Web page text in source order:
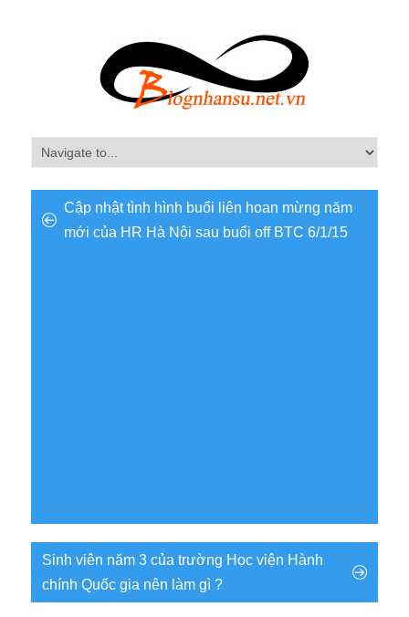
Cập nhật tình hình buổi liên hoan mừng năm
mới của HR Hà Nội sau buổi off BTC 6/1/15
Sinh viên năm 3 của trường Học viện Hành
chính Quốc gia nên làm gì ?